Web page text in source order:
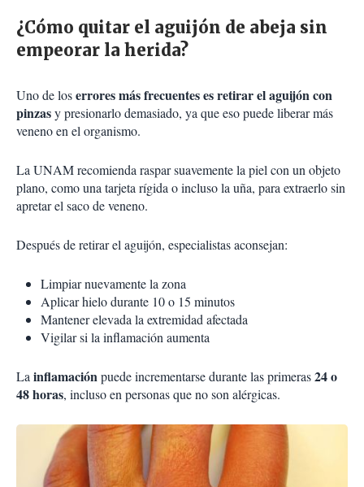
¿Cómo quitar el aguijón de abeja sin
empeorar la herida?
Uno de loserrores más frecuentes es retirar el aguijón con
pinzasy presionarlo demasiado, ya que eso puede liberar más
veneno en el organismo.
La UNAM recomienda raspar suavemente la piel con un objeto
plano, como una tarjeta rígida o incluso la uña, para extraerlo sin
apretar el saco de veneno.
Después de retirar el aguijón, especialistas aconsejan:
Limpiar nuevamente la zona
Aplicar hielo durante 10 o 15 minutos
Mantener elevada la extremidad afectada
Vigilar si la inflamación aumenta
Lainflamaciónpuede incrementarse durante las primeras24 o
48 horas, incluso en personas que no son alérgicas.